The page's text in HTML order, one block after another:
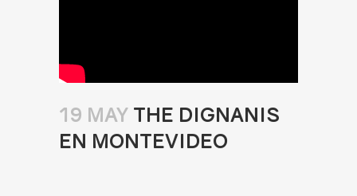
19 MAY THE DIGNANIS
EN MONTEVIDEO